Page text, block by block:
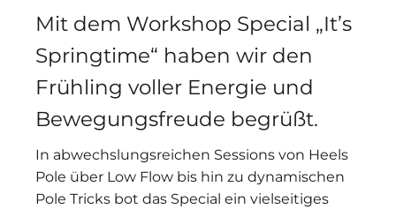
Mit dem Workshop Special „It’s
Springtime“ haben wir den
Frühling voller Energie und
Bewegungsfreude begrüßt.
In abwechslungsreichen Sessions von Heels
Pole über Low Flow bis hin zu dynamischen
Pole Tricks bot das Special ein vielseitiges